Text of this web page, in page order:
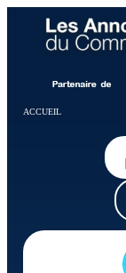
ACCUEIL
Panneau de